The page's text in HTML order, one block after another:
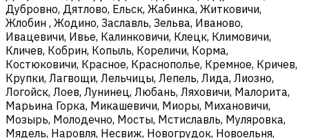
Дубровно, Дятлово, Ельск, Жабинка, Житковичи,
Жлобин , Жодино, Заславль, Зельва, Иваново,
Ивацевичи, Ивье, Калинковичи, Клецк, Климовичи,
Кличев, Кобрин, Копыль, Кореличи, Корма,
Костюковичи, Красное, Краснополье, Кремное, Кричев,
Крупки, Лагвощи, Лельчицы, Лепель, Лида, Лиозно,
Логойск, Лоев, Лунинец, Любань, Ляховичи, Малорита,
Марьина Горка, Микашевичи, Миоры, Михановичи,
Мозырь, Молодечно, Мосты, Мстиславль, Муляровка,
Мядель, Наровля, Несвиж, Новогрудок, Новоельня,